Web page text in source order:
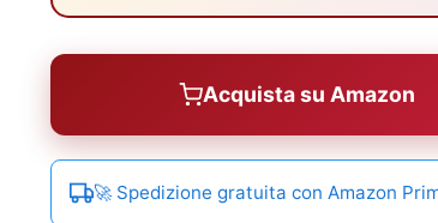
Acquista su Amazon
🚀 Spedizione gratuita con Amazon